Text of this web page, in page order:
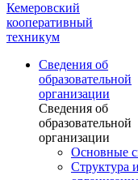
Кемеровский
кооперативный
техникум
Сведения об
образовательной
организации
Сведения об
образовательной
организации
Основные
Структура